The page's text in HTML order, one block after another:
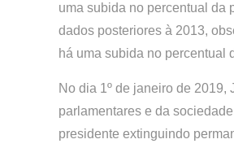
uma subida no percentual da
dados posteriores à 2013,
há uma subida no percentual
No dia 1º de janeiro de 2019,
parlamentares e da
presidente extinguindo